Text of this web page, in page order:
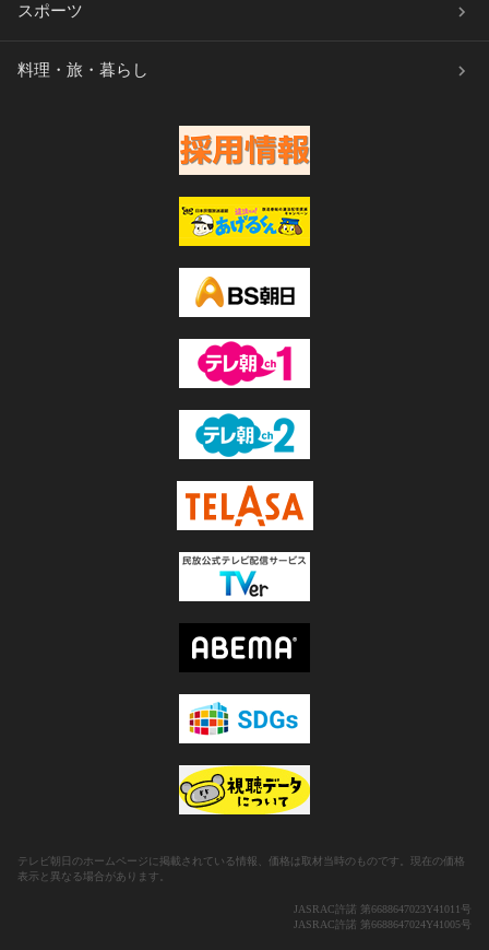
スポーツ
料理・旅・暮らし
テレビ朝日のホームページに掲載されている情報、価格は取材当時のものです。現在の価格
表示と異なる場合があります。
JASRAC許諾 第6688647023Y41011号
JASRAC許諾 第6688647024Y41005号